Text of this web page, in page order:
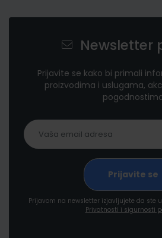
Newsletter
Prijavite se kako bi primali
proizvodima i uslugama,
Prijavom na newsletter izjavljujete da ste
Privatnosti i sigurnosti